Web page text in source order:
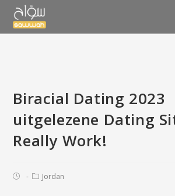
Biracial Dating 2023
uitgelezene Dating
Really Work!‍️‍
Jordan